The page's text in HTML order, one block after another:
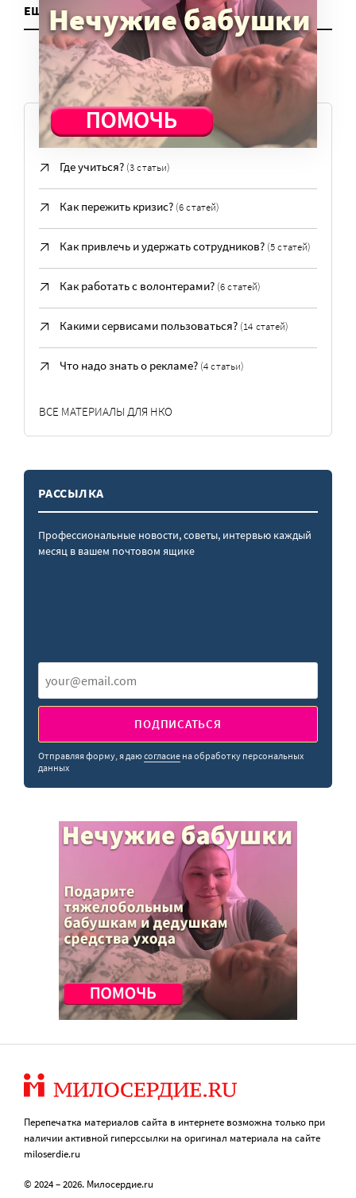
ЕЩЕ ДЛЯ НКО
ПОПУЛЯРНЫЕ ВОПРОСЫ
Где учиться? (3 статьи)
Как пережить кризис? (6 статей)
Как привлечь и удержать сотрудников? (5 статей)
Как работать с волонтерами? (6 статей)
Какими сервисами пользоваться? (14 статей)
Что надо знать о рекламе? (4 статьи)
ВСЕ МАТЕРИАЛЫ ДЛЯ НКО
РАССЫЛКА
Профессиональные новости, советы, интервью каждый
месяц в вашем почтовом ящике
ПОДПИСАТЬСЯ
Отправляя форму, я даюсогласие на обработку персональных
данных
Перепечатка материалов сайта в интернете возможна только при
наличии активной гиперссылки на оригинал материала на сайте
miloserdie.ru
© 2024 – 2026. Милосердие.ru